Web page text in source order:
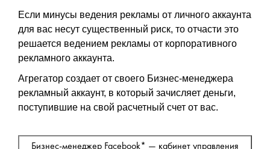
Если минусы ведения рекламы от личного аккаунта
для вас несут существенный риск, то отчасти это
решается ведением рекламы от корпоративного
рекламного аккаунта.
Агрегатор создает от своего Бизнес-менеджера
рекламный аккаунт, в который зачисляет деньги,
поступившие на свой расчетный счет от вас.
Бизнес-менеджер Facebook* — кабинет управления